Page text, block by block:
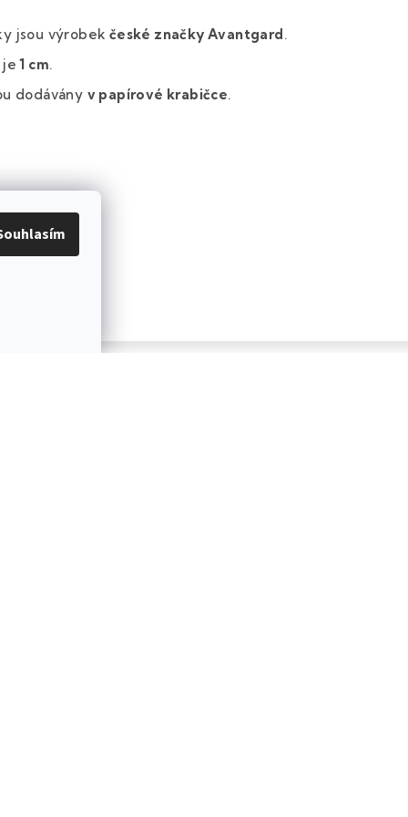
jsou výrobek české značky Avantgard.
1 cm.
dodávány v papírové krabičce.